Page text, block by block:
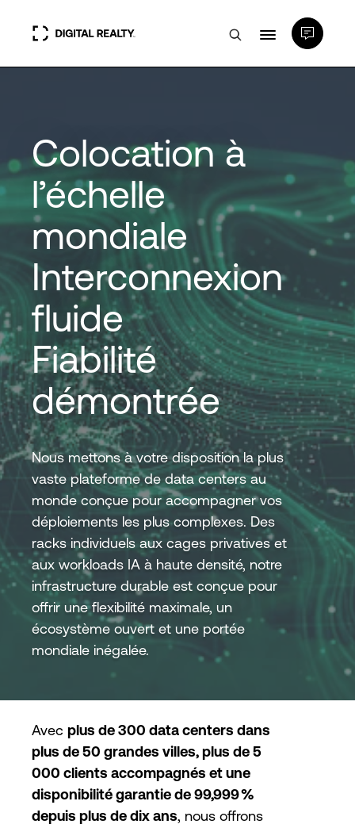
PlatformDIGITAL®
Partenaires
Expertise et ressources
A propos de nous
Language
Connexion
Colocation à
l’échelle
mondiale
Interconnexion
fluide
Fiabilité
démontrée
Nous mettons à votre disposition la plus
vaste plateforme de data centers au
monde conçue pour accompagner vos
déploiements les plus complexes. Des
racks individuels aux cages privatives et
aux workloads IA à haute densité, notre
infrastructure durable est conçue pour
offrir une flexibilité maximale, un
écosystème ouvert et une portée
mondiale inégalée.
Avec plus de 300 data centers dans
plus de 50 grandes villes, plus de 5
000 clients accompagnés et une
disponibilité garantie de 99,999 %
depuis plus de dix ans, nous offrons